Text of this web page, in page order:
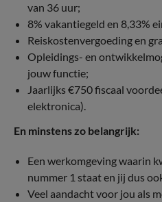
van 36 uur;
8% vakantiegeld en 8,33%
Reiskostenvergoeding en
Opleidings- en
jouw functie;
Jaarlijks €750 fiscaal
elektronica).
En minstens zo belangrijk:
Een werkomgeving waarin
nummer 1 staat en jij dus
Veel aandacht voor jou als